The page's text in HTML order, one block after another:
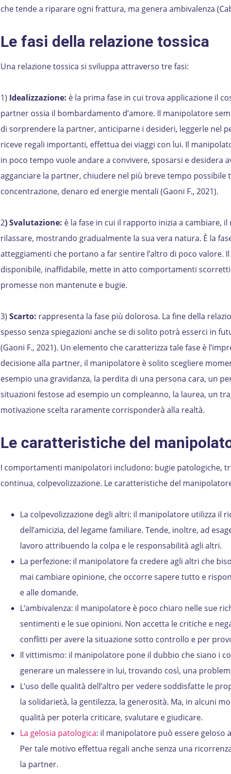
che tende a riparare ogni frattura, ma genera ambivalenza
Le fasi della relazione tossica
Una relazione tossica si sviluppa attraverso tre fasi:
1) Idealizzazione: è la prima fase in cui trova applicazione il
partner ossia il bombardamento d’amore. Il manipolatore
di sorprendere la partner, anticiparne i desideri, leggerle nel
riceve regali importanti, effettua dei viaggi con lui. Il
in poco tempo vuole andare a convivere, sposarsi e desidera
agganciare la partner, chiudere nel più breve tempo
concentrazione, denaro ed energie mentali (Gaoni F., 2021).
2) Svalutazione: è la fase in cui il rapporto inizia a cambiare,
rilassare, mostrando gradualmente la sua vera natura. È la
atteggiamenti che portano a far sentire l’altro di poco valore.
disponibile, inaffidabile, mette in atto comportamenti
promesse non mantenute e bugie.
3) Scarto: rappresenta la fase più dolorosa. La fine della
spesso senza spiegazioni anche se di solito potrà esserci in
(Gaoni F., 2021). Un elemento che caratterizza tale fase è
decisione alla partner, il manipolatore è solito scegliere
esempio una gravidanza, la perdita di una persona cara, un
situazioni festose ad esempio un compleanno, la laurea, un
motivazione scelta raramente corrisponderà alla realtà.
Le caratteristiche del
I comportamenti manipolatori includono: bugie patologiche,
continua, colpevolizzazione. Le caratteristiche del
La colpevolizzazione degli altri: il manipolatore utilizza il
dell’amicizia, del legame familiare. Tende, inoltre, ad
lavoro attribuendo la colpa e le responsabilità agli altri.
La perfezione: il manipolatore fa credere agli altri che
mai cambiare opinione, che occorre sapere tutto e
e alle domande.
L’ambivalenza: il manipolatore è poco chiaro nelle sue
sentimenti e le sue opinioni. Non accetta le critiche e
conflitti per avere la situazione sotto controllo e per
Il vittimismo: il manipolatore pone il dubbio che siano i
generare un malessere in lui, trovando così, una
L’uso delle qualità dell’altro per vedere soddisfatte le
la solidarietà, la gentilezza, la generosità. Ma, in alcuni
qualità per poterla criticare, svalutare e giudicare.
La gelosia patologica: il manipolatore può essere geloso
Per tale motivo effettua regali anche senza una
la partner.